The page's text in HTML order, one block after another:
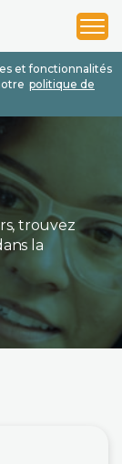
et fonctionnalités
politique de
1
2
3
trouvez
la